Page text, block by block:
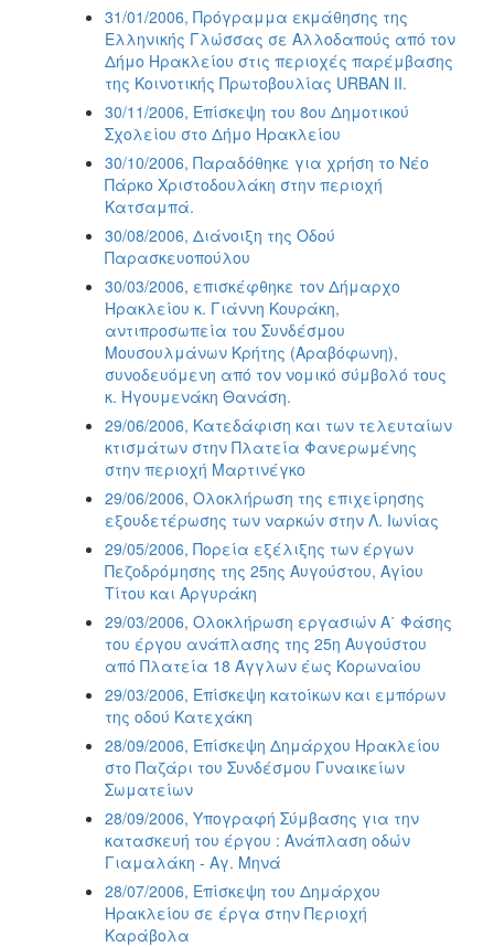
31/01/2006, Πρόγραμμα εκμάθησης της
Ελληνικής Γλώσσας σε Αλλοδαπούς από τον
Δήμο Ηρακλείου στις περιοχές παρέμβασης
της Κοινοτικής Πρωτοβουλίας URBAN II.
30/11/2006, Επίσκεψη του 8ου Δημοτικού
Σχολείου στο Δήμο Ηρακλείου
30/10/2006, Παραδόθηκε για χρήση το Νέο
Πάρκο Χριστοδουλάκη στην περιοχή
Κατσαμπά.
30/08/2006, Διάνοιξη της Οδού
Παρασκευοπούλου
30/03/2006, επισκέφθηκε τον Δήμαρχο
Ηρακλείου κ. Γιάννη Κουράκη,
αντιπροσωπεία του Συνδέσμου
Μουσουλμάνων Κρήτης (Αραβόφωνη),
συνοδευόμενη από τον νομικό σύμβολό τους
κ. Ηγουμενάκη Θανάση.
29/06/2006, Κατεδάφιση και των τελευταίων
κτισμάτων στην Πλατεία Φανερωμένης
στην περιοχή Μαρτινέγκο
29/06/2006, Ολοκλήρωση της επιχείρησης
εξουδετέρωσης των ναρκών στην Λ. Ιωνίας
29/05/2006, Πορεία εξέλιξης των έργων
Πεζοδρόμησης της 25ης Αυγούστου, Αγίου
Τίτου και Αργυράκη
29/03/2006, Ολοκλήρωση εργασιών Α΄ Φάσης
του έργου ανάπλασης της 25η Αυγούστου
από Πλατεία 18 Άγγλων έως Κορωναίου
29/03/2006, Επίσκεψη κατοίκων και εμπόρων
της οδού Κατεχάκη
28/09/2006, Επίσκεψη Δημάρχου Ηρακλείου
στο Παζάρι του Συνδέσμου Γυναικείων
Σωματείων
28/09/2006, Υπογραφή Σύμβασης για την
κατασκευή του έργου : Ανάπλαση οδών
Γιαμαλάκη - Αγ. Μηνά
28/07/2006, Επίσκεψη του Δημάρχου
Ηρακλείου σε έργα στην Περιοχή
Καράβολα